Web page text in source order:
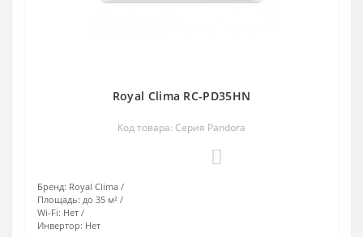
Royal Clima RC-PD35HN
Код товара: Серия Pandora
Бренд: Royal Clima
Площадь: до 35 м²
Wi-Fi: Нет
Инвертор: Нет